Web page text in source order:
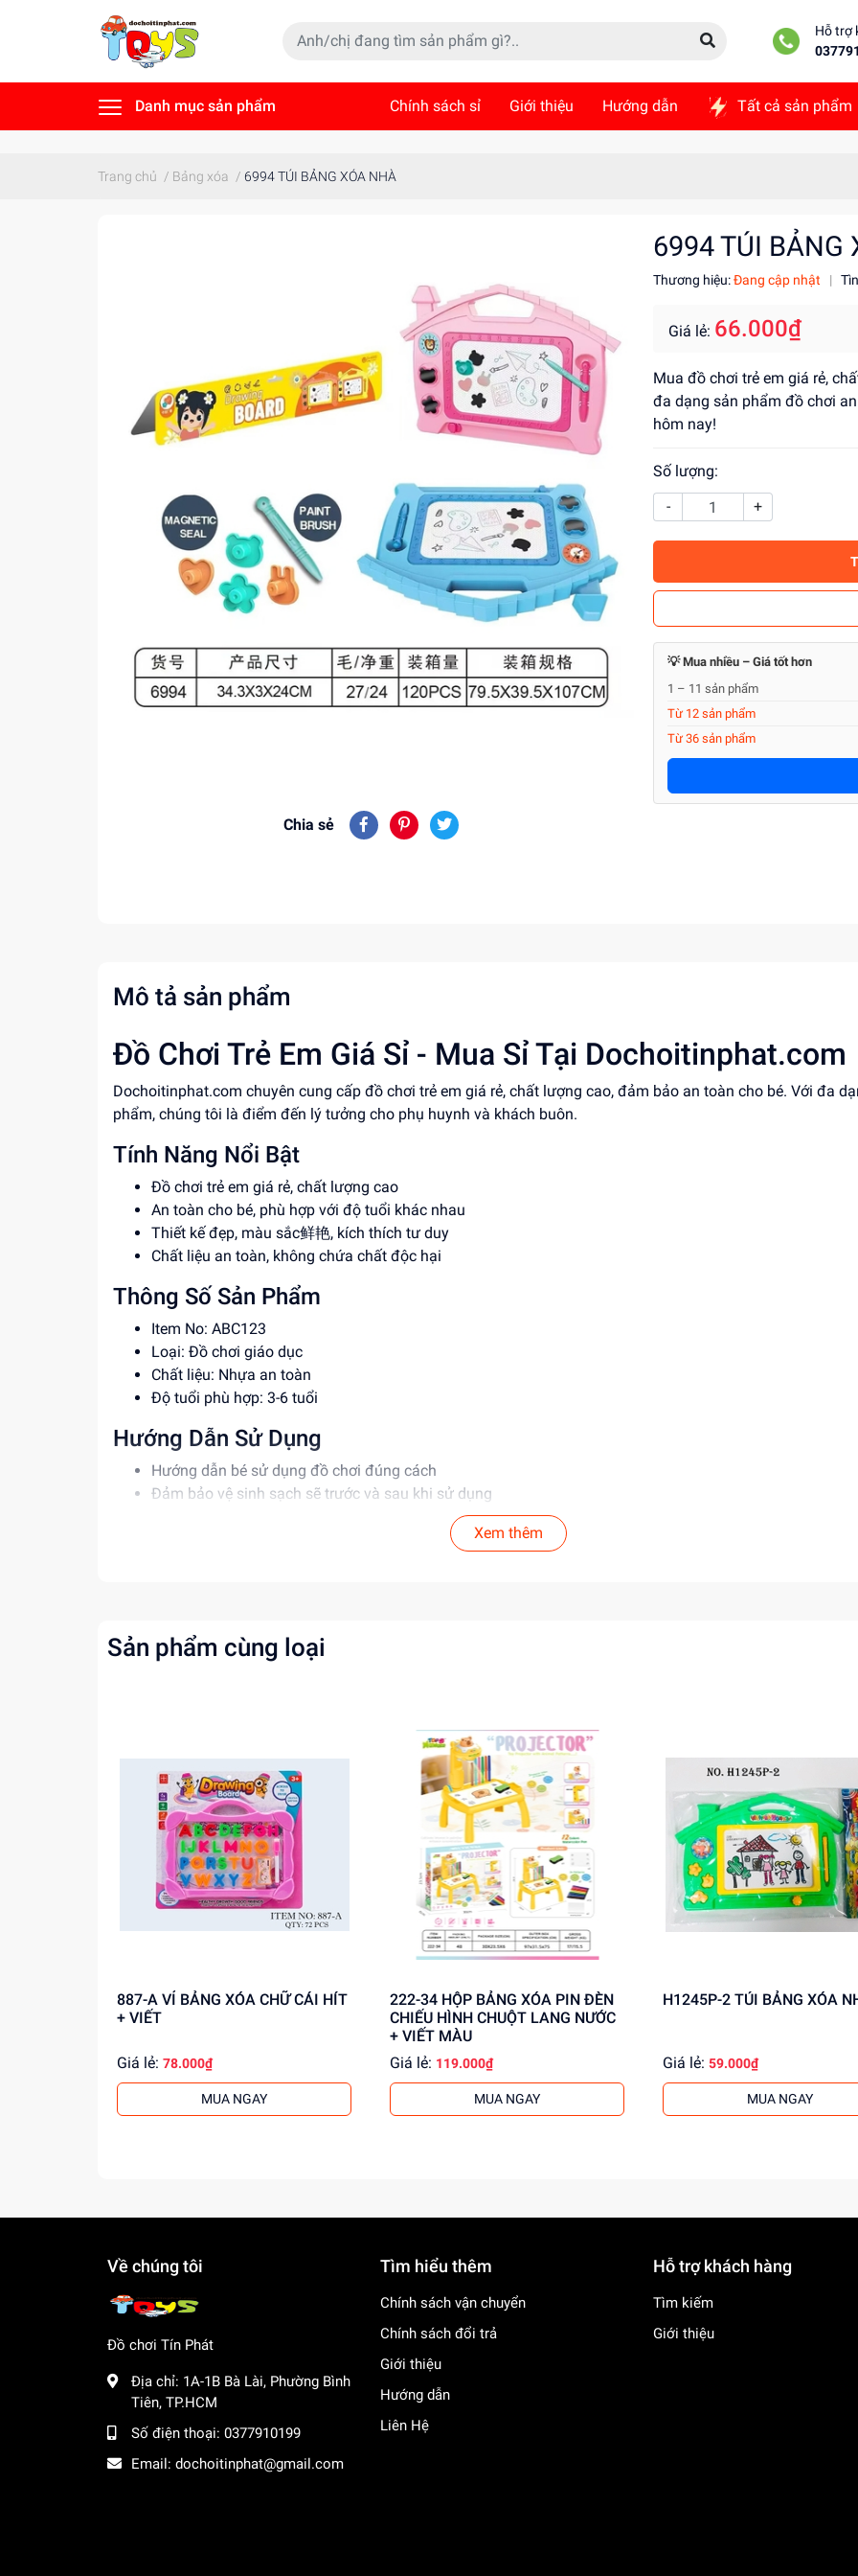
Hỗ trợ
Danh mục sản phẩm Chính sách sỉ Giới thiệu Hướng dẫn Tất cả sản phẩm
Trang chủ / Bảng xóa / 6994 TÚI BẢNG XÓA NHÀ
Chia sẻ
6994 TÚI BẢNG
Thương hiệu:Đang cập nhật |
Giá lẻ: 66.000₫
Mua đồ chơi trẻ em giá rẻ,
đa dạng sản phẩm đồ chơi
hôm nay!
Số lượng:
-
+
💡 Mua nhiều – Giá tốt hơn
1 – 11 sản phẩm
Từ 12 sản phẩm
Từ 36 sản phẩm
Mô tả sản phẩm
Đồ Chơi Trẻ Em Giá Sỉ - Mua Sỉ Tại Dochoitinphat.com
Dochoitinphat.com chuyên cung cấp đồ chơi trẻ em giá rẻ, chất lượng cao, đảm bảo an toàn cho bé. Với đa
phẩm, chúng tôi là điểm đến lý tưởng cho phụ huynh và khách buôn.
Tính Năng Nổi Bật
Đồ chơi trẻ em giá rẻ, chất lượng cao
An toàn cho bé, phù hợp với độ tuổi khác nhau
Thiết kế đẹp, màu sắc鲜艳, kích thích tư duy
Chất liệu an toàn, không chứa chất độc hại
Thông Số Sản Phẩm
Item No: ABC123
Loại: Đồ chơi giáo dục
Chất liệu: Nhựa an toàn
Độ tuổi phù hợp: 3-6 tuổi
Hướng Dẫn Sử Dụng
Hướng dẫn bé sử dụng đồ chơi đúng cách
Đảm bảo vệ sinh sạch sẽ trước và sau khi sử dụng
Giám sát bé khi sử dụng đồ chơi để đảm bảo an toàn
Rèn luyện kỹ năng tay mắt và phối hợp
Xem thêm
Sản phẩm cùng loại
887-A VỈ BẢNG XÓA CHỮ CÁI HÍT
+ VIẾT
Giá lẻ: 78.000₫
MUA NGAY
222-34 HỘP BẢNG XÓA PIN ĐÈN
CHIẾU HÌNH CHUỘT LANG NƯỚC
+ VIẾT MÀU
Giá lẻ: 119.000₫
MUA NGAY
H1245P-2 TÚI BẢNG XÓA
Giá lẻ: 59.000₫
MUA NGAY
Về chúng tôi
Đồ chơi Tín Phát
Địa chỉ: 1A-1B Bà Lài, Phường Bình
Tiên, TP.HCM
Số điện thoại: 0377910199
Email: dochoitinphat@gmail.com
Tìm hiểu thêm
Chính sách vận chuyển
Chính sách đổi trả
Giới thiệu
Hướng dẫn
Liên Hệ
Hỗ trợ khách hàng
Tìm kiếm
Giới thiệu